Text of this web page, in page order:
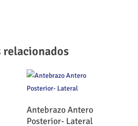
relacionados
Leer Más
Antebrazo Antero
Posterior- Lateral